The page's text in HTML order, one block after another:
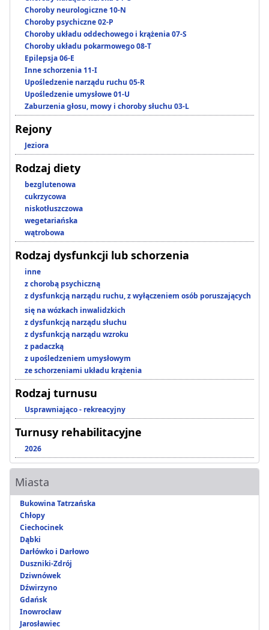
Choroby neurologiczne 10-N
Choroby psychiczne 02-P
Choroby układu oddechowego i krążenia 07-S
Choroby układu pokarmowego 08-T
Epilepsja 06-E
Inne schorzenia 11-I
Upośledzenie narządu ruchu 05-R
Upośledzenie umysłowe 01-U
Zaburzenia głosu, mowy i choroby słuchu 03-L
Rejony
Jeziora
Rodzaj diety
bezglutenowa
cukrzycowa
niskotłuszczowa
wegetariańska
wątrobowa
Rodzaj dysfunkcji lub schorzenia
inne
z chorobą psychiczną
z dysfunkcją narządu ruchu, z wyłączeniem osób poruszających
się na wózkach inwalidzkich
z dysfunkcją narządu słuchu
z dysfunkcją narządu wzroku
z padaczką
z upośledzeniem umysłowym
ze schorzeniami układu krążenia
Rodzaj turnusu
Usprawniająco - rekreacyjny
Turnusy rehabilitacyjne
2026
Miasta
Bukowina Tatrzańska
Chłopy
Ciechocinek
Dąbki
Darłówko i Darłowo
Duszniki-Zdrój
Dziwnówek
Dźwirzyno
Gdańsk
Inowrocław
Jarosławiec